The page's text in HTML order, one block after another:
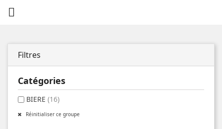

Filtres
Catégories
BIERE (16)
Réinitialiser ce groupe